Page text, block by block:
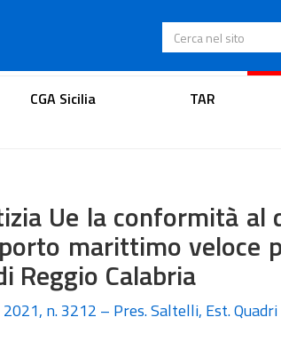
Cerca nel sito
dell'avvocato
CGA Sicilia TAR
Ue la conformità
marittimo veloce
Reggio Calabria
2021, n. 3212 – Pres. Saltelli, Est. Quadri